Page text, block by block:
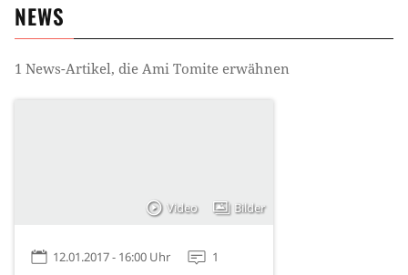
NEWS
1 News-Artikel, die Ami Tomite erwähnen
Video Bilder
12.01.2017 - 16:00 Uhr 1